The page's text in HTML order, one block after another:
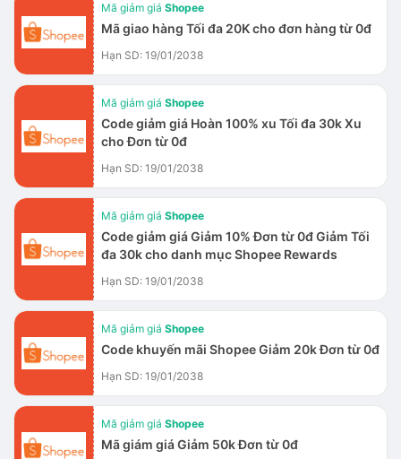
Mã giảm giá Shopee
Mã giao hàng Tối đa 20K cho đơn hàng từ 0đ
Hạn SD: 19/01/2038
Mã giảm giá Shopee
Code giảm giá Hoàn 100% xu Tối đa 30k Xu
cho Đơn từ 0đ
Hạn SD: 19/01/2038
Mã giảm giá Shopee
Code giảm giá Giảm 10% Đơn từ 0đ Giảm Tối
đa 30k cho danh mục Shopee Rewards
Hạn SD: 19/01/2038
Mã giảm giá Shopee
Code khuyến mãi Shopee Giảm 20k Đơn từ 0đ
Hạn SD: 19/01/2038
Mã giảm giá Shopee
Mã giám giá Giảm 50k Đơn từ 0đ